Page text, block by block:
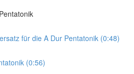
für die A Dur Pentatonik (0:48)
(0:56)